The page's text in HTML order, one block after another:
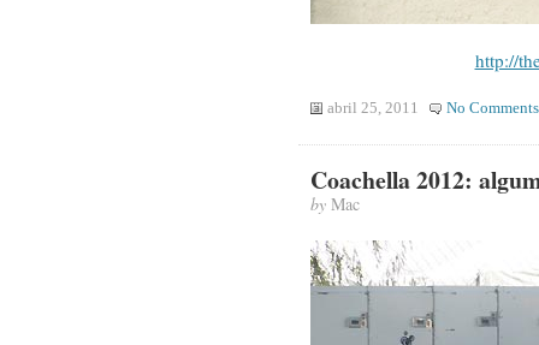
http://
abril 25, 2011 No Comments
Coachella 2012:
byMac